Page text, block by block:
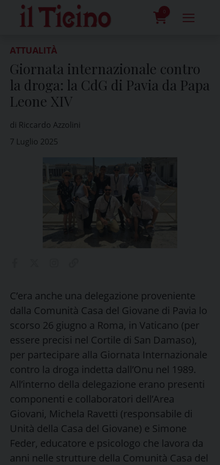
content
0
ATTUALITÀ
Giornata internazionale contro
la droga: la CdG di Pavia da Papa
Leone XIV
di Riccardo Azzolini
7 Luglio 2025
C’era anche una delegazione proveniente
dalla Comunità Casa del Giovane di Pavia lo
scorso 26 giugno a Roma, in Vaticano (per
essere precisi nel Cortile di San Damaso),
per partecipare alla Giornata Internazionale
contro la droga indetta dall’Onu nel 1989.
All’interno della delegazione erano presenti
componenti e collaboratori dell’Area
Giovani, Michela Ravetti (responsabile di
Unità della Casa del Giovane) e Simone
Feder, educatore e psicologo che lavora da
anni nelle strutture della Comunità Casa del